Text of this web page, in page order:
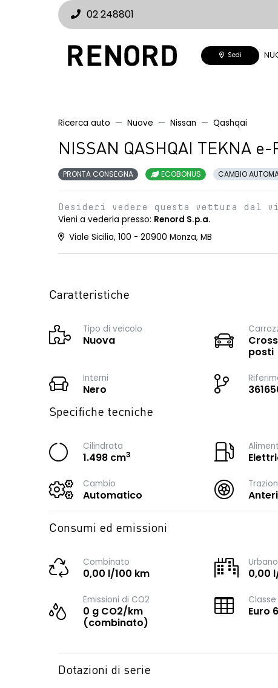
02 248801
Sedi
Ricerca auto Nuove Nissan Qashqai
NISSAN QASHQAI TEKNA e-
PRONTA CONSEGNA ECOBONUS CAMBIO
Desideri vedere questa vettura dal
Vieni a vederla presso: Renord S.p.a.
Viale Sicilia, 100 - 20900 Monza, MB
Caratteristiche
Tipo di veicolo
Nuova
posti
Interni
Nero
Specifiche tecniche
Cilindrata
1.498 cm3
Cambio
Automatico
Consumi ed emissioni
Combinato
0,00 l/100 km
Urbano
0,00
Emissioni di CO2
0 g CO2/km
(combinato)
Euro
Dotazioni di serie